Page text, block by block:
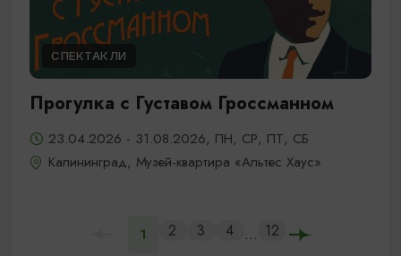
СПЕКТАКЛИ
Прогулка с Густавом Гроссманном
23.04.2026 - 31.08.2026, ПН, СР, ПТ, СБ
Калининград, Музей-квартира «Альтес Хаус»
1 2 3 4 ... 12